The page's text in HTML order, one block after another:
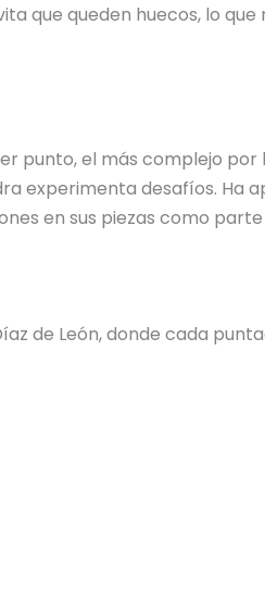
que queden huecos, lo
punto, el más complejo
experimenta desafíos. Ha
en sus piezas como
de León, donde cada